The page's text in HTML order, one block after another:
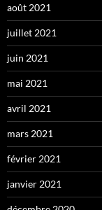
août 2021
juillet 2021
juin 2021
mai 2021
avril 2021
mars 2021
février 2021
janvier 2021